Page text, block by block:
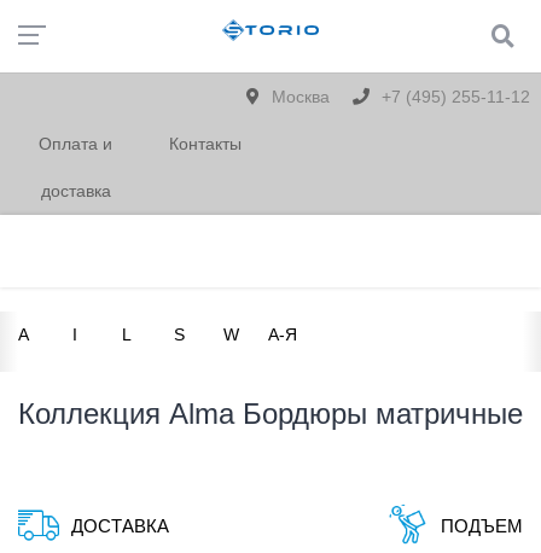
Москва +7 (495) 255-11-12
Оплата и
доставка
Контакты
A I L S W А-Я
Коллекция Alma Бордюры матричные
ДОСТАВКА ПОДЪЕМ